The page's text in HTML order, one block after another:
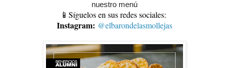
nuestro menú
📱Síguelos en sus redes sociales:
Instagram: @elbarondelasmollejas